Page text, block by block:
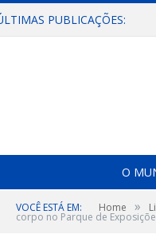
PUBLICAÇÕES:
O
VOCÊ ESTÁ EM: Home »
corpo no Parque de